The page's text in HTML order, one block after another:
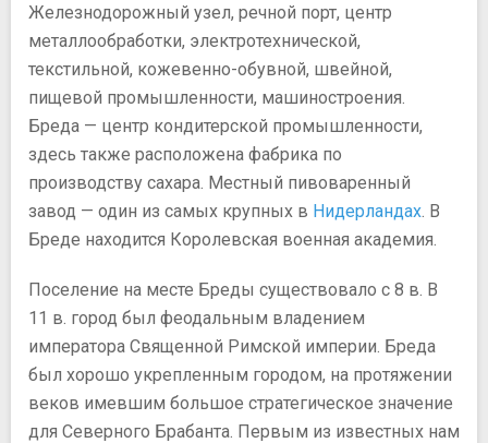
Железнодорожный узел, речной порт, центр
металлообработки, электротехнической,
текстильной, кожевенно-обувной, швейной,
пищевой промышленности, машиностроения.
Бреда — центр кондитерской промышленности,
здесь также расположена фабрика по
производству сахара. Местный пивоваренный
завод — один из самых крупных в Нидерландах . В
Бреде находится Королевская военная академия.
Поселение на месте Бреды существовало с 8 в. В
11 в. город был феодальным владением
императора Священной Римской империи. Бреда
был хорошо укрепленным городом, на протяжении
веков имевшим большое стратегическое значение
для Северного Брабанта. Первым из известных нам